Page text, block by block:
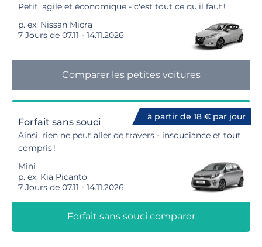
Petit, agile et économique - c'est tout ce qu'il faut !
p. ex. Nissan Micra
7 Jours de 07.11 - 14.11.2026
Comparer les petites voitures
à partir de 18 € par jour
Forfait sans souci
Ainsi, rien ne peut aller de travers - insouciance et tout
compris !
Mini
p. ex. Kia Picanto
7 Jours de 07.11 - 14.11.2026
Forfait sans souci comparer